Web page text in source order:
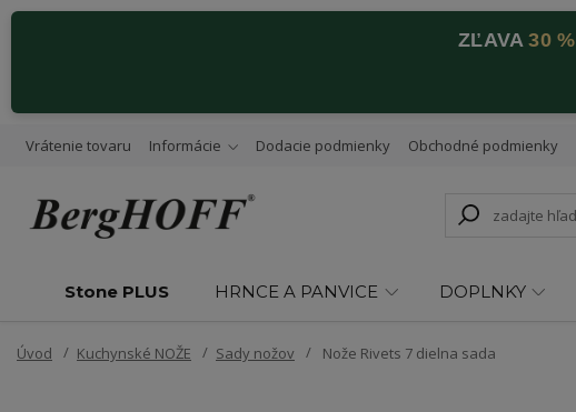
ZĽAVA30 %
Vrátenie tovaru Informácie Dodacie podmienky Obchodné podmienky
Stone PLUS HRNCE A PANVICE DOPLNKY
Úvod Kuchynské NOŽE Sady nožov Nože Rivets 7 dielna sada